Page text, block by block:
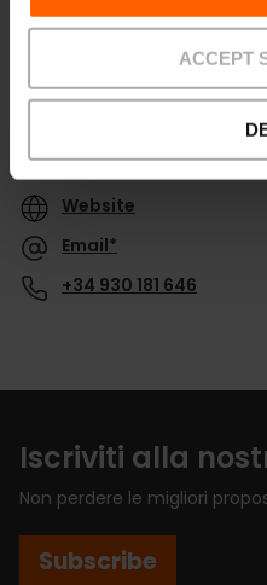
ACCEPT
Contatti
Website
Email*
+34 930 181 646
Iscriviti alla
Non perdere le migliori
Subscribe